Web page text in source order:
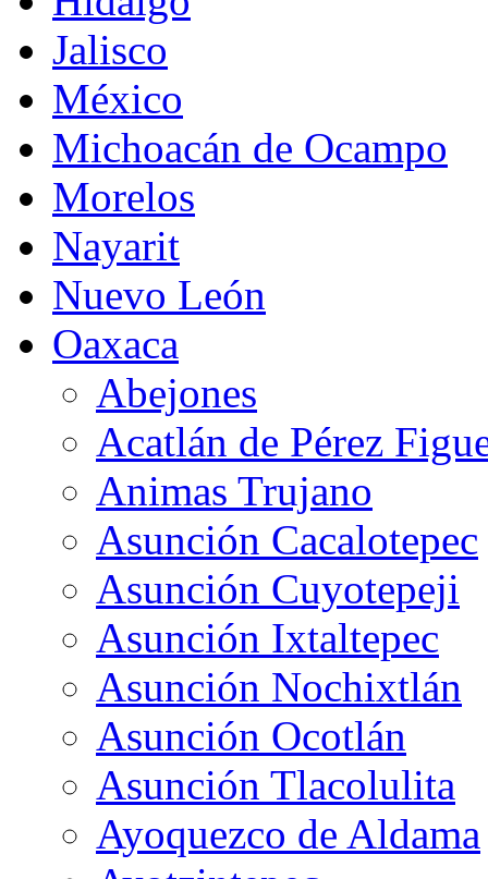
Jalisco
México
Michoacán de Ocampo
Morelos
Nayarit
Nuevo León
Oaxaca
Abejones
Acatlán de Pérez
Animas Trujano
Asunción Cacalotepec
Asunción Cuyotepeji
Asunción Ixtaltepec
Asunción Nochixtlán
Asunción Ocotlán
Asunción Tlacolulita
Ayoquezco de Aldama